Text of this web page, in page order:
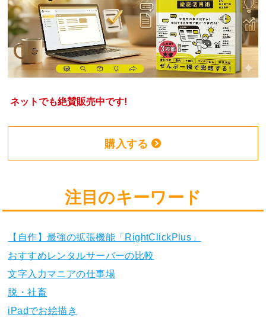
ネットでも絶賛販売中です!
購入する
注目のキーワード
【自作】最強の拡張機能「RightClickPlus」
おすすめレンタルサーバーの比較
文字入力マニアの仕事場
脱・社畜
iPadでお絵描き